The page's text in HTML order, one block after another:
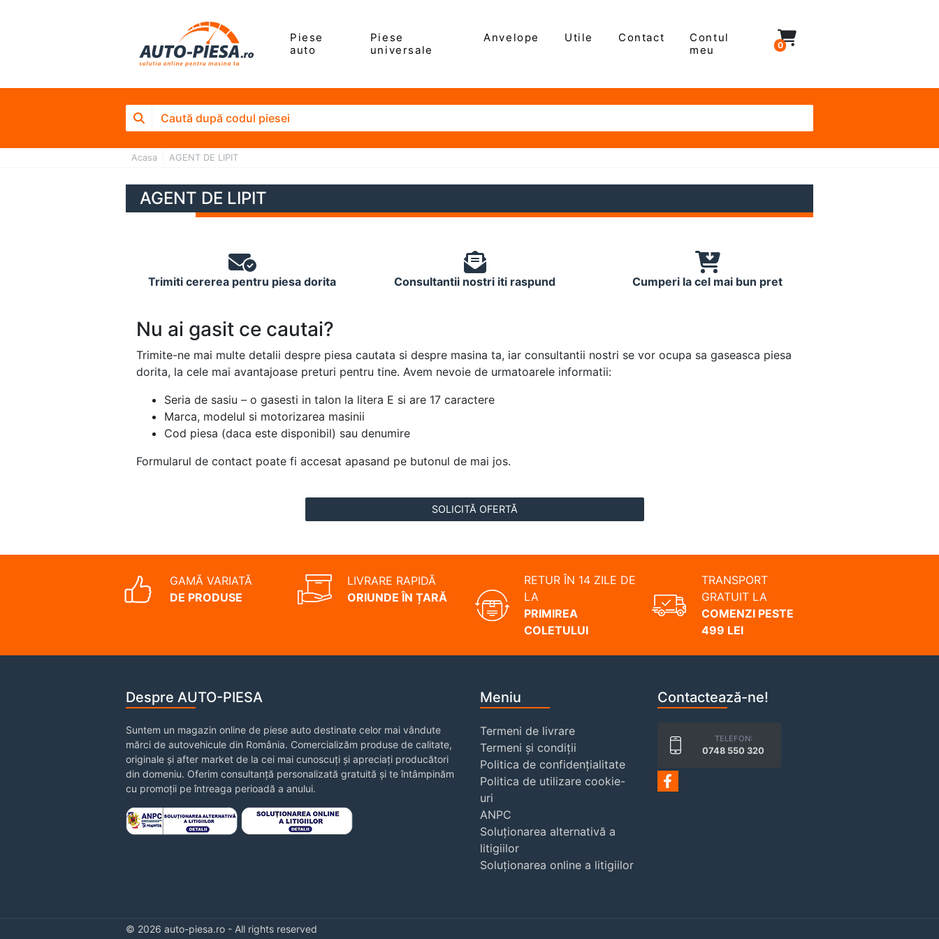
Piese
auto
Piese
universale
Anvelope Utile Contact
Contul
meu
0
Acasa AGENT DE LIPIT
AGENT DE LIPIT
Trimiti cererea pentru piesa dorita Consultantii nostri iti raspund Cumperi la cel mai bun pret
Nu ai gasit ce cautai?
Trimite-ne mai multe detalii despre piesa cautata si despre masina ta, iar consultantii nostri se vor ocupa sa gaseasca piesa
dorita, la cele mai avantajoase preturi pentru tine. Avem nevoie de urmatoarele informatii:
Seria de sasiu – o gasesti in talon la litera E si are 17 caractere
Marca, modelul si motorizarea masinii
Cod piesa (daca este disponibil) sau denumire
Formularul de contact poate fi accesat apasand pe butonul de mai jos.
SOLICITĂ OFERTĂ
GAMĂ VARIATĂ
DE PRODUSE
LIVRARE RAPIDĂ
ORIUNDE ÎN ȚARĂ
RETUR ÎN 14 ZILE DE
LA
PRIMIREA
COLETULUI
TRANSPORT
GRATUIT LA
COMENZI PESTE
499 LEI
Despre AUTO-PIESA
Suntem un magazin online de piese auto destinate celor mai vândute
mărci de autovehicule din România. Comercializăm produse de calitate,
originale și after market de la cei mai cunoscuți și apreciați producători
din domeniu. Oferim consultanță personalizată gratuită și te întâmpinăm
cu promoții pe întreaga perioadă a anului.
Meniu
Termeni de livrare
Termeni și condiții
Politica de confidențialitate
Politica de utilizare cookie-
uri
ANPC
Soluționarea alternativă a
litigiilor
Soluționarea online a litigiilor
Contactează-ne!
TELEFON:
0748 550 320
© 2026 auto-piesa.ro - All rights reserved